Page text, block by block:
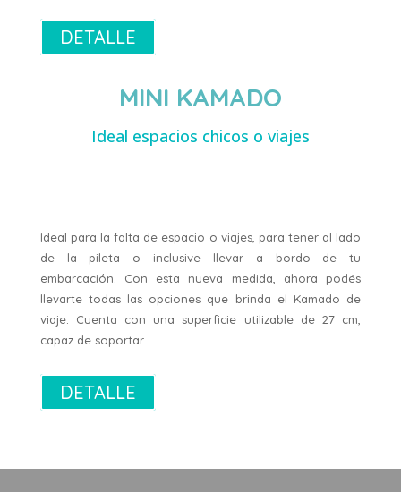
DETALLE
MINI KAMADO
Ideal espacios chicos o viajes
Ideal para la falta de espacio o viajes, para tener al lado
de la pileta o inclusive llevar a bordo de tu
embarcación. Con esta nueva medida, ahora podés
llevarte todas las opciones que brinda el Kamado de
viaje. Cuenta con una superficie utilizable de 27 cm,
capaz de soportar…
DETALLE